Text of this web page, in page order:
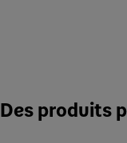
Des produits